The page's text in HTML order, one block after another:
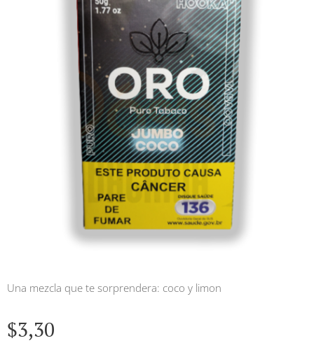
Una mezcla que te sorprendera: coco y limon
$3,30